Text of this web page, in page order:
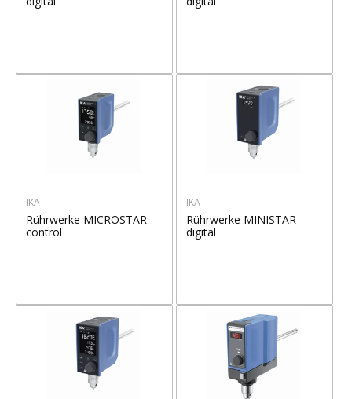
IKA
Rührwerke MICROSTAR
control
IKA
Rührwerke MINISTAR
digital